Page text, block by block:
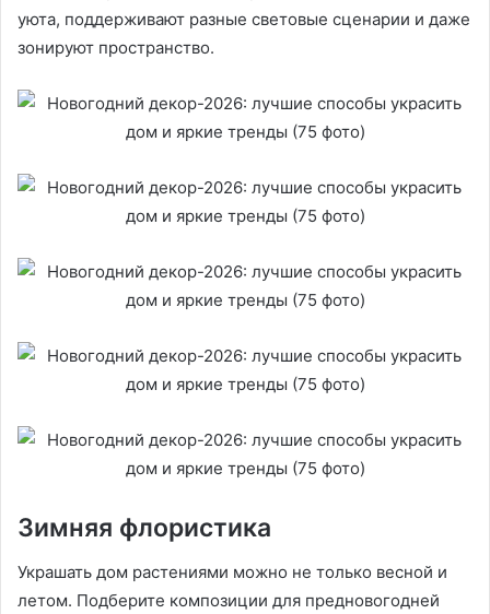
уюта, поддерживают разные световые сценарии и даже
зонируют пространство.
Зимняя флористика
Украшать дом растениями можно не только весной и
летом. Подберите композиции для предновогодней